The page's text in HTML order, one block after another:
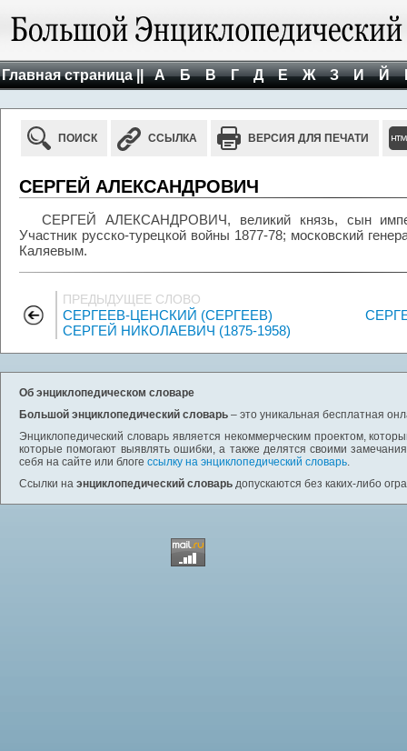
Главная страница || А Б В Г Д Е Ж З И Й
ПОИСК ССЫЛКА ВЕРСИЯ ДЛЯ ПЕЧАТИ
СЕРГЕЙ АЛЕКСАНДРОВИЧ
СЕРГЕЙ АЛЕКСАНДРОВИЧ, великий князь, сын
Участник русско-турецкой войны 1877-78; московский
Каляевым.
ПРЕДЫДУЩЕЕ СЛОВО
СЕРГЕЕВ-ЦЕНСКИЙ (СЕРГЕЕВ)
СЕРГЕЙ НИКОЛАЕВИЧ (1875-1958)
Об энциклопедическом словаре
Большой энциклопедический словарь – это уникальная бесплатная
Энциклопедический словарь является некоммерческим проектом,
которые помогают выявлять ошибки, а также делятся своими
себя на сайте или блоге ссылку на энциклопедический словарь.
Ссылки на энциклопедический словарь допускаются без каких-либо